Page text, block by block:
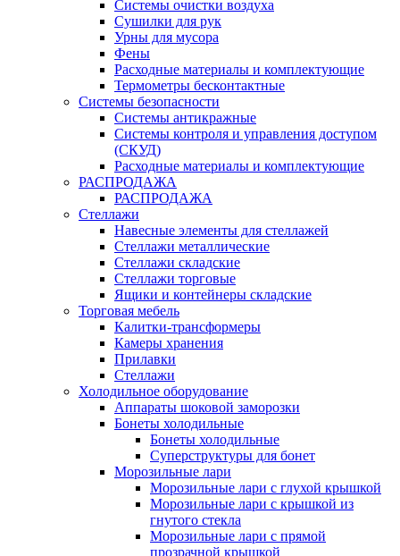
Системы очистки воздуха
Сушилки для рук
Урны для мусора
Фены
Расходные материалы и комплектующие
Термометры бесконтактные
Системы безопасности
Системы антикражные
Системы контроля и управления доступом
(СКУД)
Расходные материалы и комплектующие
РАСПРОДАЖА
РАСПРОДАЖА
Стеллажи
Навесные элементы для стеллажей
Стеллажи металлические
Стеллажи складские
Стеллажи торговые
Ящики и контейнеры складские
Торговая мебель
Калитки-трансформеры
Камеры хранения
Прилавки
Стеллажи
Холодильное оборудование
Аппараты шоковой заморозки
Бонеты холодильные
Бонеты холодильные
Суперструктуры для бонет
Морозильные лари
Морозильные лари с глухой крышкой
Морозильные лари с крышкой из
гнутого стекла
Морозильные лари с прямой
прозрачной крышкой